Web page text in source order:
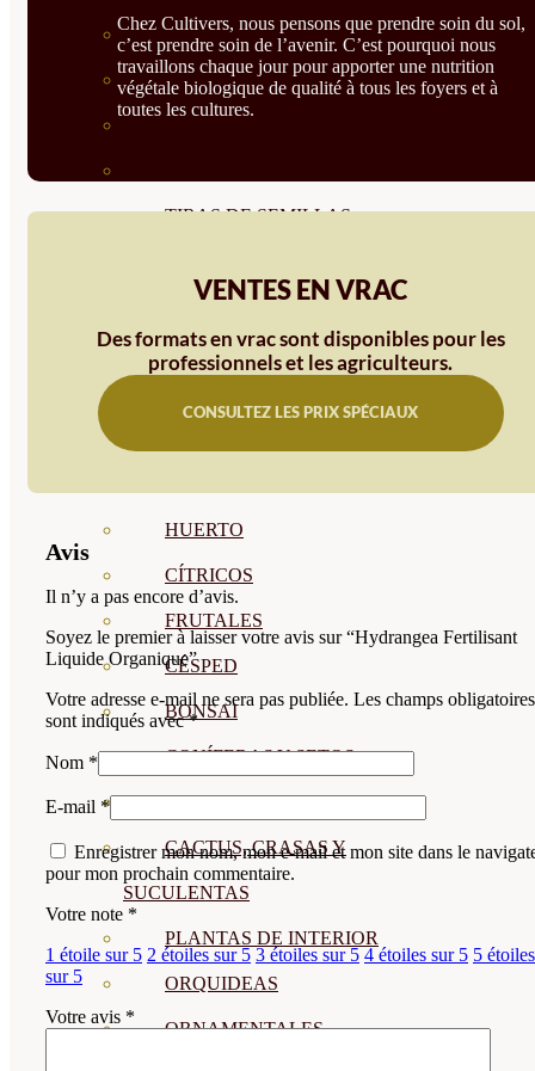
SEMILLAS RAÍZ
SEMILLAS LEGUMINOSAS
TIRAS DE SEMILLAS
BANDEJAS Y SEMILLEROS
PROFESIONALES
ABONOS POR CULTIVO
HUERTO
CÍTRICOS
FRUTALES
CÉSPED
BONSAI
CONÍFERAS Y SETOS
OLIVO
CACTUS, CRASAS Y
SUCULENTAS
PLANTAS DE INTERIOR
ORQUIDEAS
ORNAMENTALES
Chez Cultivers, nous pensons que prendre soin du sol,
c’est prendre soin de l’avenir. C’est pourquoi nous
travaillons chaque jour pour apporter une nutrition
végétale biologique de qualité à tous les foyers et à
toutes les cultures.
VENTES EN VRAC
Des formats en vrac sont disponibles pour les
professionnels et les agriculteurs.
CONSULTEZ LES PRIX SPÉCIAUX
Avis
Il n’y a pas encore d’avis.
Soyez le premier à laisser votre avis sur “Hydrangea Fertilisant
Liquide Organique”
Votre adresse e-mail ne sera pas publiée. Les champs obligatoires
sont indiqués avec*
Nom *
E-mail *
Enregistrer mon nom, mon e-mail et mon site dans le
pour mon prochain commentaire.
Votre note *
1 étoile sur 5 2 étoiles sur 5 3 étoiles sur 5 4 étoiles sur 5 5 étoiles
sur 5
Votre avis *